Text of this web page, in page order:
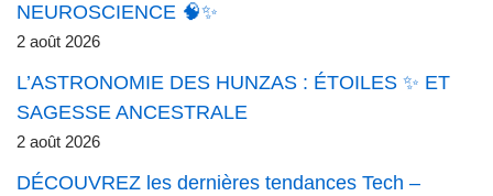
NEUROSCIENCE 🧠✨
2 août 2026
L’ASTRONOMIE DES HUNZAS : ÉTOILES ✨ ET
SAGESSE ANCESTRALE
2 août 2026
DÉCOUVREZ les dernières tendances Tech –